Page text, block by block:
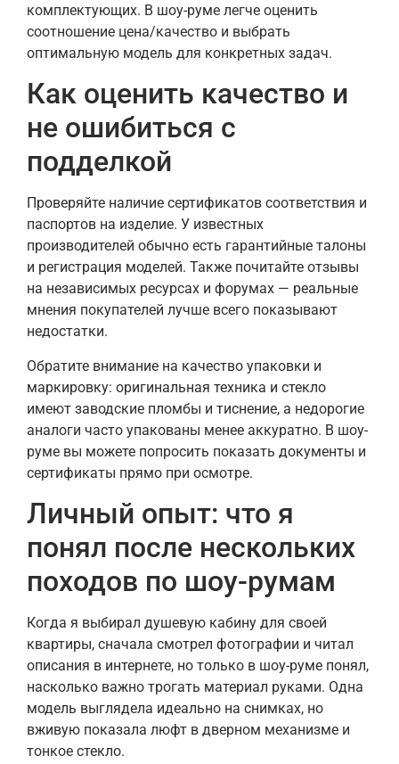
комплектующих. В шоу-руме легче оценить
соотношение цена/качество и выбрать
оптимальную модель для конкретных задач.
Как оценить качество и
не ошибиться с
подделкой
Проверяйте наличие сертификатов соответствия и
паспортов на изделие. У известных
производителей обычно есть гарантийные талоны
и регистрация моделей. Также почитайте отзывы
на независимых ресурсах и форумах — реальные
мнения покупателей лучше всего показывают
недостатки.
Обратите внимание на качество упаковки и
маркировку: оригинальная техника и стекло
имеют заводские пломбы и тиснение, а недорогие
аналоги часто упакованы менее аккуратно. В шоу-
руме вы можете попросить показать документы и
сертификаты прямо при осмотре.
Личный опыт: что я
понял после нескольких
походов по шоу-румам
Когда я выбирал душевую кабину для своей
квартиры, сначала смотрел фотографии и читал
описания в интернете, но только в шоу-руме понял,
насколько важно трогать материал руками. Одна
модель выглядела идеально на снимках, но
вживую показала люфт в дверном механизме и
тонкое стекло.